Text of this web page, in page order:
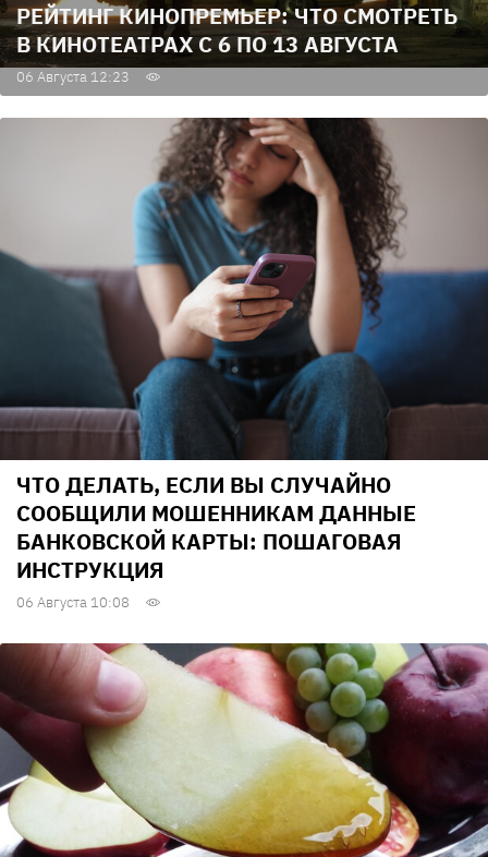
РЕЙТИНГ КИНОПРЕМЬЕР: ЧТО СМОТРЕТЬ
В КИНОТЕАТРАХ С 6 ПО 13 АВГУСТА
06 Августа 12:23
ЧТО ДЕЛАТЬ, ЕСЛИ ВЫ СЛУЧАЙНО
СООБЩИЛИ МОШЕННИКАМ ДАННЫЕ
БАНКОВСКОЙ КАРТЫ: ПОШАГОВАЯ
ИНСТРУКЦИЯ
06 Августа 10:08